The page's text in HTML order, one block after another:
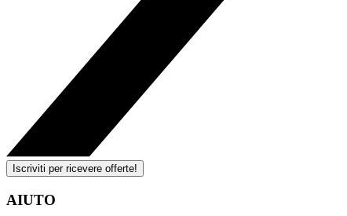
Iscriviti per ricevere offerte!
AIUTO